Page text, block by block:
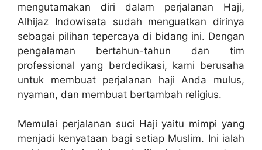
mengutamakan diri dalam perjalanan Haji,
Alhijaz Indowisata sudah menguatkan dirinya
sebagai pilihan tepercaya di bidang ini. Dengan
pengalaman bertahun-tahun dan tim
professional yang berdedikasi, kami berusaha
untuk membuat perjalanan haji Anda mulus,
nyaman, dan membuat bertambah religius.
Memulai perjalanan suci Haji yaitu mimpi yang
menjadi kenyataan bagi setiap Muslim. Ini ialah